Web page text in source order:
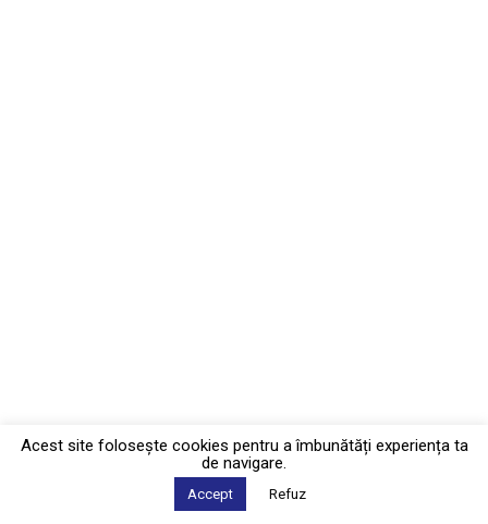
Acest site foloseşte cookies pentru a îmbunătăți experiența ta
de navigare.
Accept Refuz